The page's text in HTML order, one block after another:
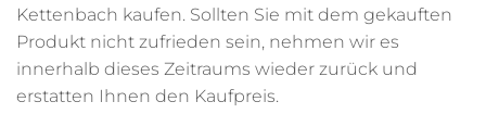
Kettenbach kaufen. Sollten Sie mit dem gekauften
Produkt nicht zufrieden sein, nehmen wir es
innerhalb dieses Zeitraums wieder zurück und
erstatten Ihnen den Kaufpreis.